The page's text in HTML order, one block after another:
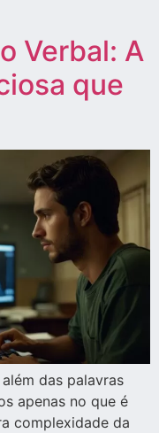
Verbal: A
que
das palavras
apenas no que é
complexidade da